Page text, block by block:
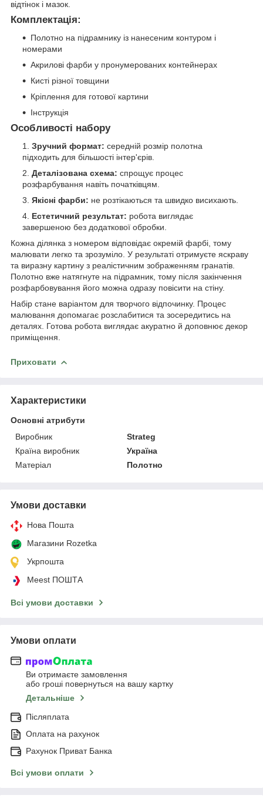
відтінок і мазок.
Комплектація:
Полотно на підрамнику із нанесеним контуром і
номерами
Акрилові фарби у пронумерованих контейнерах
Кисті різної товщини
Кріплення для готової картини
Інструкція
Особливості набору
Зручний формат: середній розмір полотна
підходить для більшості інтер'єрів.
Деталізована схема: спрощує процес
розфарбування навіть початківцям.
Якісні фарби: не розтікаються та швидко висихають.
Естетичний результат: робота виглядає
завершеною без додаткової обробки.
Кожна ділянка з номером відповідає окремій фарбі, тому
малювати легко та зрозуміло. У результаті отримуєте яскраву
та виразну картину з реалістичним зображенням гранатів.
Полотно вже натягнуте на підрамник, тому після закінчення
розфарбовування його можна одразу повісити на стіну.
Набір стане варіантом для творчого відпочинку. Процес
малювання допомагає розслабитися та зосередитись на
деталях. Готова робота виглядає акуратно й доповнює декор
приміщення.
Приховати
Характеристики
Основні атрибути
Виробник
Strateg
Країна виробник
Україна
Матеріал
Полотно
Умови доставки
Нова Пошта
Магазини Rozetka
Укрпошта
Meest ПОШТА
Всі умови доставки
Умови оплати
Ви отримаєте замовлення
або гроші повернуться на вашу картку
Детальніше
Післяплата
Оплата на рахунок
Рахунок Приват Банка
Всі умови оплати